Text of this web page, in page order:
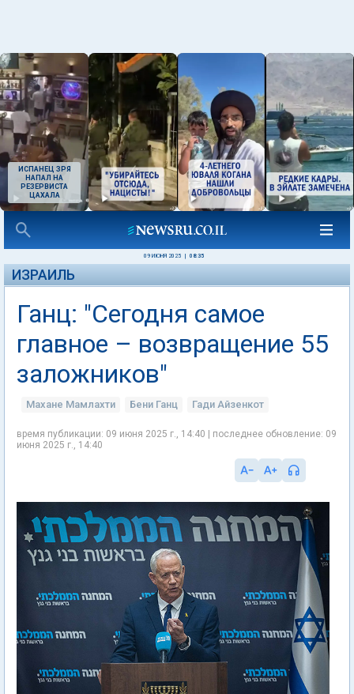
ИСПАНЕЦ ЗРЯ
НАПАЛ НА
РЕЗЕРВИСТА
ЦАХАЛА
09 ИЮНЯ 2025 08:35
ИЗРАИЛЬ
Ганц: "Сегодня самое
главное – возвращение 55
заложников"
Махане Мамлахти Бени Ганц Гади Айзенкот
время публикации: 09 июня 2025 г., 14:40 | последнее обновление: 09
июня 2025 г., 14:40